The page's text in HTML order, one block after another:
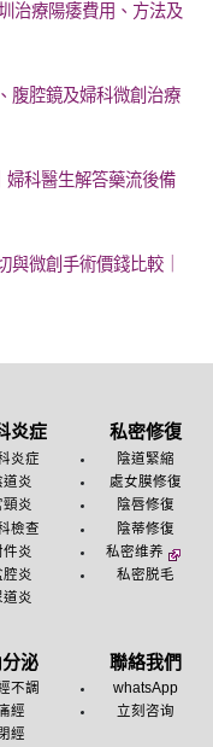
治療陽痿費用、方法及
腹腔鏡及婦科微創治療
婦科醫生解答藥流後備
微創手術價錢比較｜
炎症
炎症
道炎
頸炎
檢查
件炎
腔炎
道炎
私密修復
陰道緊縮
處女膜修復
陰唇修復
陰蒂修復
私密维养
私密脱毛
泌
不調
經
閉經
聯絡我們
whatsApp
立刻咨询